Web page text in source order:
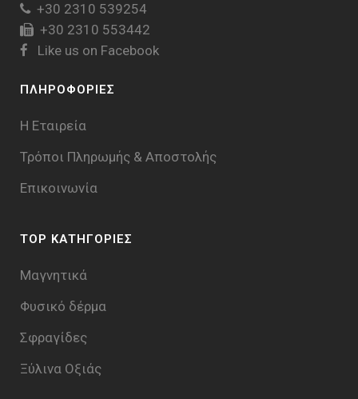
+30 2310 539254
+30 2310 553442
Like us on Facebook
ΠΛΗΡΟΦΟΡΙΕΣ
Η Εταιρεία
Τρόποι Πληρωμής & Aποστολής
Επικοινωνία
TOP ΚΑΤΗΓΟΡΙΕΣ
Μαγνητικά
Φυσικό δέρμα
Σφραγίδες
Ξύλινα Οξιάς